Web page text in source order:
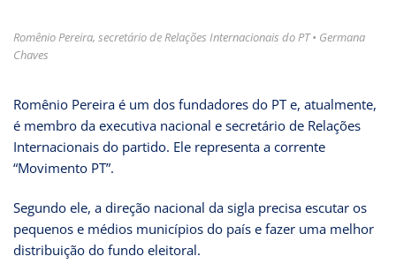
Romênio Pereira, secretário de Relações Internacionais do PT • Germana
Chaves
Romênio Pereira é um dos fundadores do PT e, atualmente,
é membro da executiva nacional e secretário de Relações
Internacionais do partido. Ele representa a corrente
“Movimento PT”.
Segundo ele, a direção nacional da sigla precisa escutar os
pequenos e médios municípios do país e fazer uma melhor
distribuição do fundo eleitoral.